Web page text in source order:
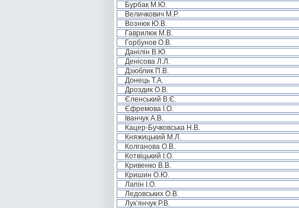
Бурбак М.Ю.
Величкович М.Р.
Вознюк Ю.В.
Гаврилюк М.В.
Горбунов О.В.
Данілін В.Ю.
Денісова Л.Л.
Дзюблик П.В.
Донець Т.А.
Дроздик О.В.
Єленський В.Є.
Єфремова І.О.
Іванчук А.В.
Кацер-Бучковська Н.В.
Княжицький М.Л.
Колганова О.В.
Котвіцький І.О.
Кривенко В.В.
Кришин О.Ю.
Лапін І.О.
Ледовських О.В.
Лук’янчук Р.В.